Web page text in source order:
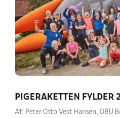
PIGERAKETTEN FYLDER
Af: Peter Otto Vest Hansen, DBU